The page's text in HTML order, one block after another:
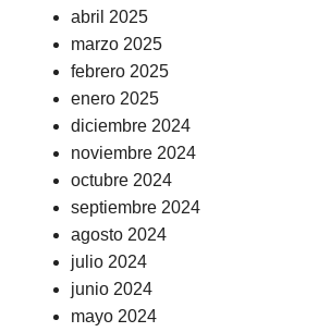
abril 2025
marzo 2025
febrero 2025
enero 2025
diciembre 2024
noviembre 2024
octubre 2024
septiembre 2024
agosto 2024
julio 2024
junio 2024
mayo 2024